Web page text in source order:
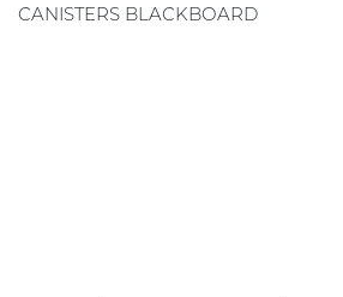
CANISTERS BLACKBOARD